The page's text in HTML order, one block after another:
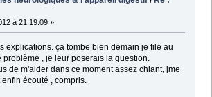
à 21:19:09 »
explications. ça tombe bien demain je file au
problème , je leur poserais la question.
de m'aider dans ce moment assez chiant, jme
écouté , compris.